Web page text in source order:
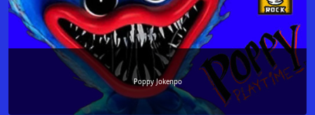
Poppy Jokenpo